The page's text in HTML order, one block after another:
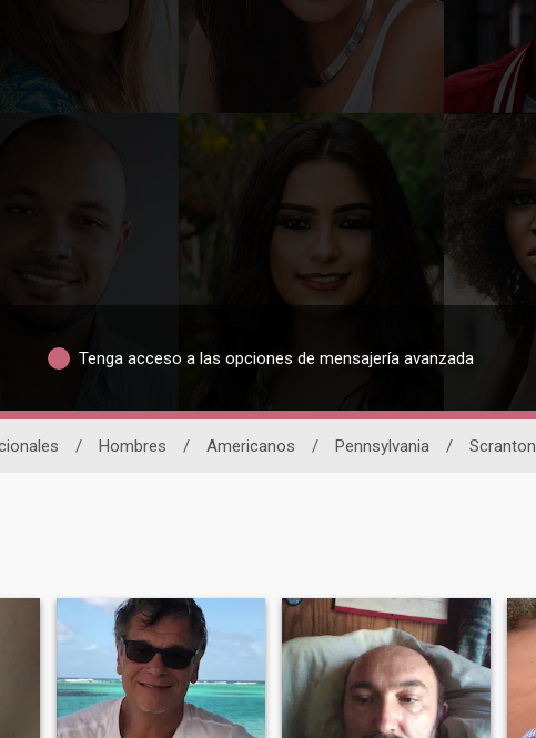
Tenga acceso a las opciones de mensajería avanzada
/ Hombres / Americanos / Pennsylvania / Scranton